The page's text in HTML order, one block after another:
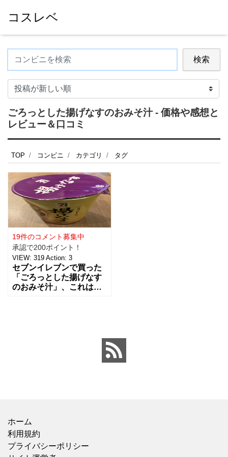
コスレベ
検索
ごろっとした揚げなすのおみそ汁 - 価格や感想と
レビュー＆口コミ
TOP コンビニ カテゴリ タグ
19件のコメント募集中
承認で200ポイント！
VIEW: 319 Action: 3
セブンイレブンで買った
「ごろっとした揚げなす
のおみそ汁」、これはフ
ホーム
利用規約
プライバシーポリシー